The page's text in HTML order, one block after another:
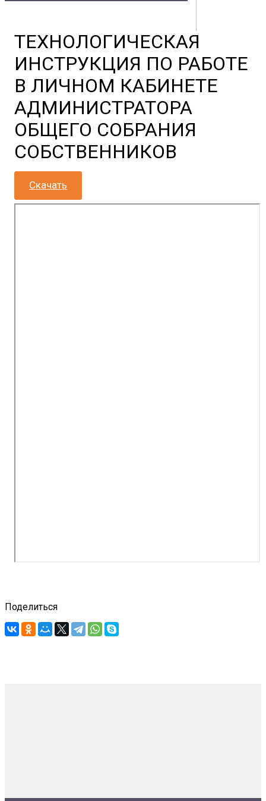
Контакты
Документы
Физическим лицам
Маркетплейс
Партнерам
Полезная информация
ТЕХНОЛОГИЧЕСКАЯ
ИНСТРУКЦИЯ ПО РАБОТЕ
В ЛИЧНОМ КАБИНЕТЕ
АДМИНИСТРАТОРА
ОБЩЕГО СОБРАНИЯ
СОБСТВЕННИКОВ
Скачать
Поделиться